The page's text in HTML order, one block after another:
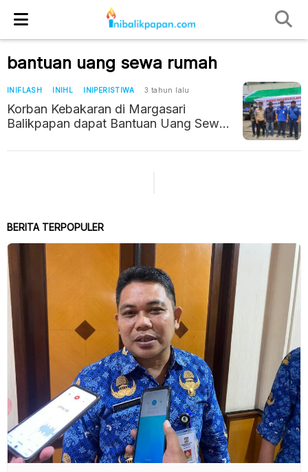
bantuan uang sewa rumah
INIFLASH INIHL INIPERISTIWA 3 tahun lalu
Korban Kebakaran di Margasari
Balikpapan dapat Bantuan Uang Sewa
BERITA TERPOPULER